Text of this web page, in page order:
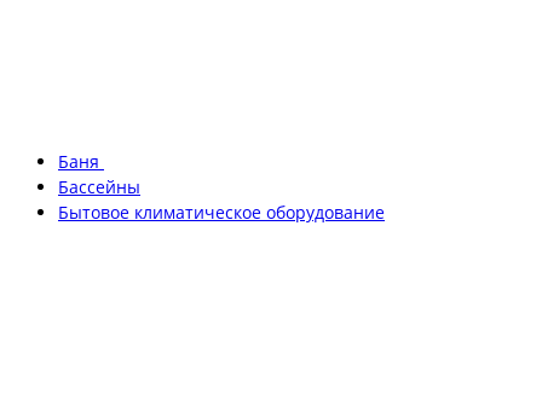
Баня
Бассейны
Бытовое климатическое оборудование